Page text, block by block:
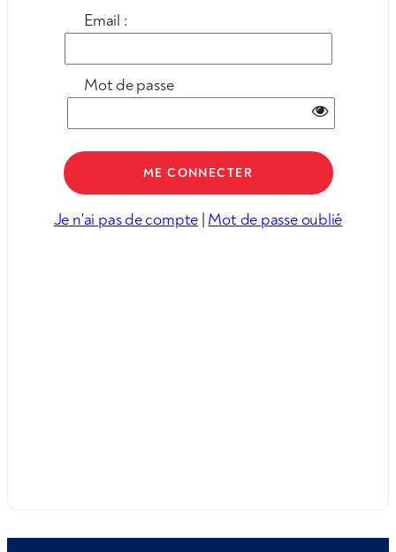
Email :
Mot de passe
Je n'ai pas de compte | Mot de passe oublié